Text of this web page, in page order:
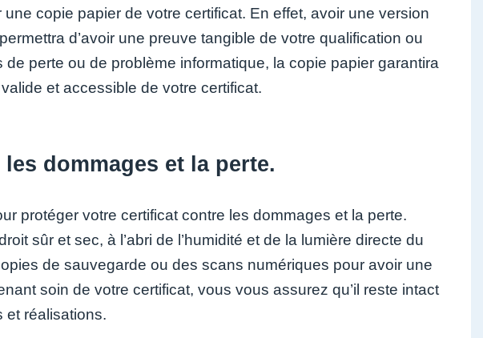
copie papier de votre certificat. En effet, avoir une version
d’avoir une preuve tangible de votre qualification ou
perte ou de problème informatique, la copie papier garantira
et accessible de votre certificat.
dommages et la perte.
protéger votre certificat contre les dommages et la perte.
sûr et sec, à l’abri de l’humidité et de la lumière directe du
de sauvegarde ou des scans numériques pour avoir une
soin de votre certificat, vous vous assurez qu’il reste intact
et réalisations.